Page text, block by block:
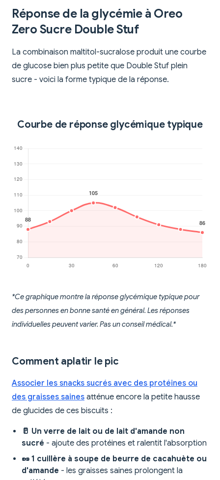
Réponse de la glycémie à Oreo
Zero Sucre Double Stuf
La combinaison maltitol-sucralose produit une courbe
de glucose bien plus petite que Double Stuf plein
sucre - voici la forme typique de la réponse.
Courbe de réponse glycémique typique
*Ce graphique montre la réponse glycémique typique pour
des personnes en bonne santé en général. Les réponses
individuelles peuvent varier. Pas un conseil médical.*
Comment aplatir le pic
Associer les snacks sucrés avec des protéines ou
des graisses saines atténue encore la petite hausse
de glucides de ces biscuits :
🥛 Un verre de lait ou de lait d'amande non
sucré - ajoute des protéines et ralentit l'absorption
🥜 1 cuillère à soupe de beurre de cacahuète ou
d'amande - les graisses saines prolongent la